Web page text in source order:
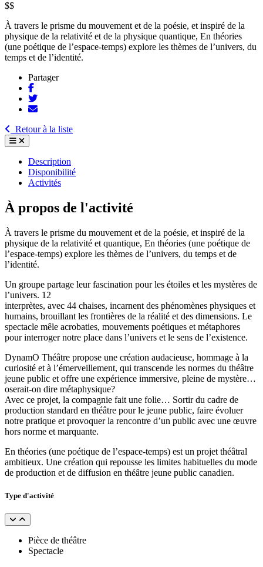
$$
À travers le prisme du mouvement et de la poésie, et inspiré de la
physique de la relativité et de la physique quantique, En théories
(une poétique de l’espace-temps) explore les thèmes de l’univers, du
temps et de l’identité.
Partager
Retour à la liste
Description
Disponibilité
Activités
À propos de l'activité
À travers le prisme du mouvement et de la poésie, et inspiré de la
physique de la relativité et quantique, En théories (une poétique de
l’espace-temps) explore les thèmes de l’univers, du temps et de
l’identité.
Un groupe partage leur fascination pour les étoiles et les mystères de
l’univers. 12
interprètes, avec 44 chaises, incarnent des phénomènes physiques et
humains, brouillant les frontières de la réalité et des dimensions. Le
spectacle mêle acrobaties, mouvements poétiques et métaphores
pour interroger notre place dans l’univers et le sens de l’existence.
DynamO Théâtre propose une création audacieuse, hommage à la
curiosité et à l’émerveillement, qui transcende les normes du théâtre
jeune public et offre une expérience immersive, pleine de mystère…
oserait-on dire métaphysique?
Avec ce projet, la compagnie fait une folie… Sortir du cadre de
production standard en théâtre pour le jeune public, faire évoluer
notre pratique et provoquer la rencontre d’un public avec une œuvre
hors norme et marquante.
En théories (une poétique de l’espace-temps) est un projet théâtral
ambitieux. Une création qui repousse les limites habituelles du mode
de production et de diffusion en théâtre jeune public canadien.
Type d'activité
Pièce de théâtre
Spectacle